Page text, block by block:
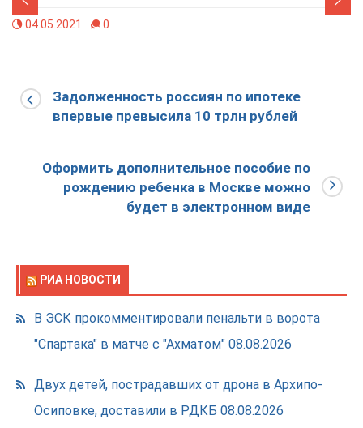
04.05.2021 0
Задолженность россиян по ипотеке
впервые превысила 10 трлн рублей
Оформить дополнительное пособие по
рождению ребенка в Москве можно
будет в электронном виде
РИА НОВОСТИ
В ЭСК прокомментировали пенальти в ворота
"Спартака" в матче с "Ахматом" 08.08.2026
Двух детей, пострадавших от дрона в Архипо-
Осиповке, доставили в РДКБ 08.08.2026